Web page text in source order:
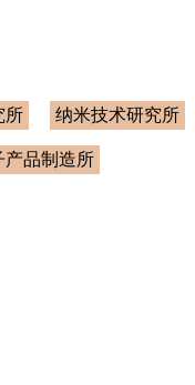
所 纳米技术研究所
产品制造所